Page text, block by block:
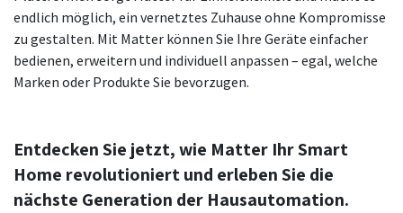
endlich möglich, ein vernetztes Zuhause ohne Kompromisse
zu gestalten. Mit Matter können Sie Ihre Geräte einfacher
bedienen, erweitern und individuell anpassen – egal, welche
Marken oder Produkte Sie bevorzugen.
Entdecken Sie jetzt, wie Matter Ihr Smart
Home revolutioniert und erleben Sie die
nächste Generation der Hausautomation.